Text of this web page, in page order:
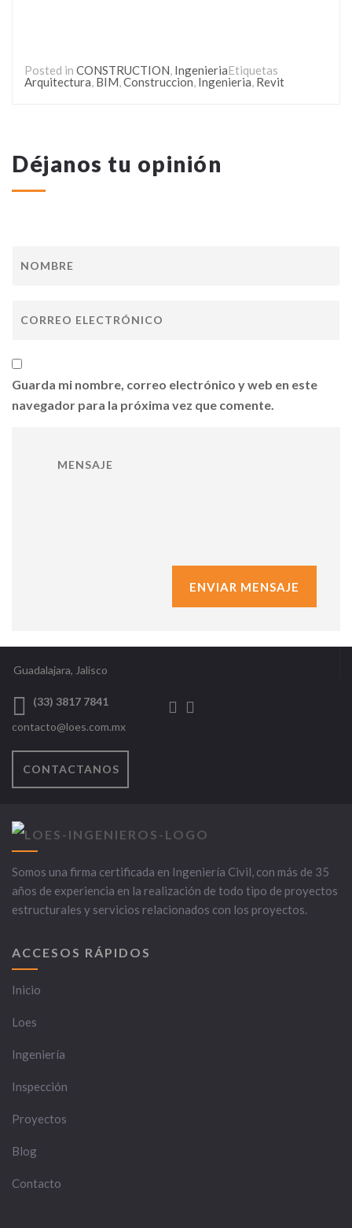
Posted in CONSTRUCTION, IngenieriaEtiquetas
Arquitectura, BIM,Construccion, Ingenieria, Revit
Déjanos tu opinión
Guarda mi nombre, correo electrónico y web en este
navegador para la próxima vez que comente.
Guadalajara, Jalisco
(33) 3817 7841
contacto@loes.com.mx
CONTACTANOS
Somos una firma certificada en Ingeniería Civil, con más de 35
años de experiencia en la realización de todo tipo de proyectos
estructurales y servicios relacionados con los proyectos.
ACCESOS RÁPIDOS
Inicio
Loes
Ingeniería
Inspección
Proyectos
Blog
Contacto